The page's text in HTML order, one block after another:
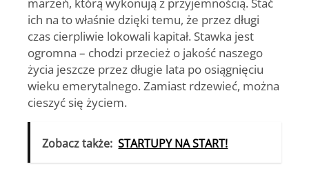
ich na to właśnie dzięki temu, że przez długi
czas cierpliwie lokowali kapitał. Stawka jest
ogromna – chodzi przecież o jakość naszego
życia jeszcze przez długie lata po osiągnięciu
wieku emerytalnego. Zamiast rdzewieć, można
cieszyć się życiem.
Zobacz także: STARTUPY NA START!